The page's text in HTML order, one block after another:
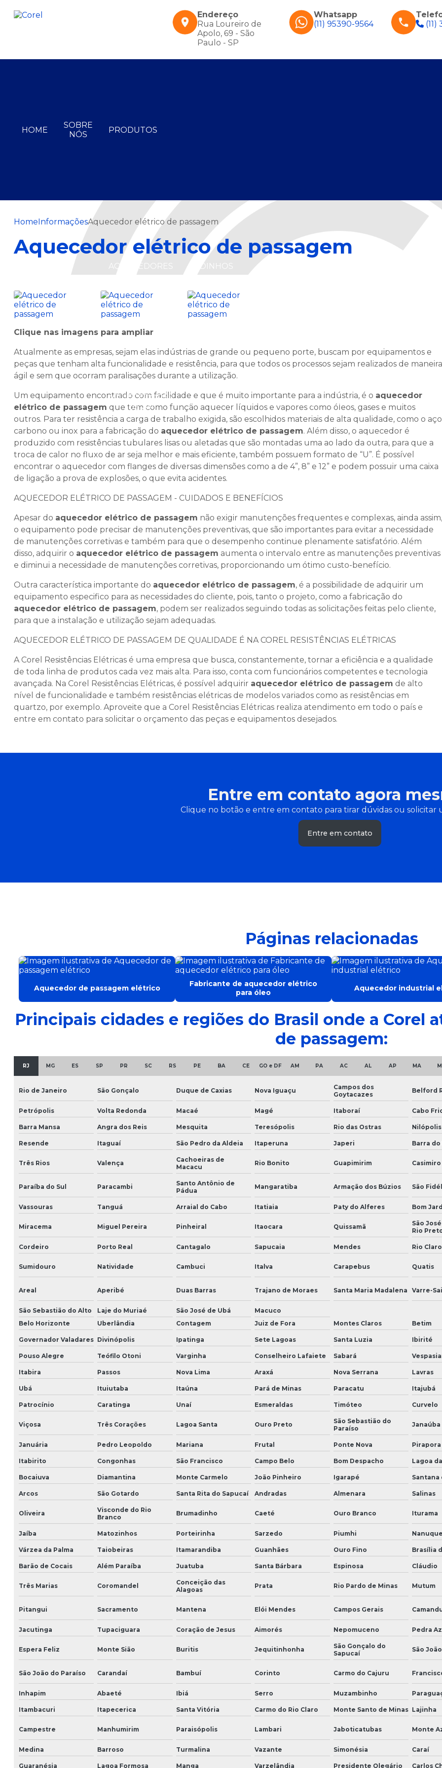
Endereço
Rua Loureiro de
Apolo, 69 - São
Paulo - SP
Whatsapp
(11) 95390-9564
(11)
HOME
SOBRE
NÓS
PRODUTOS
AQUECEDORES
AQUECEDORES
DE AR
CADINHOS
CADINHO CERÂMICA QUARTZO CARTUCHOS
HomeInformaçõesAquecedor elétrico de passagem
Aquecedor elétrico de passagem
Clique nas imagens para ampliar
Atualmente as empresas, sejam elas indústrias de grande ou pequeno porte, buscam por equipamentos e
peças que tenham alta funcionalidade e resistência, para que todos os processos sejam realizados de maneira
ágil e sem que ocorram paralisações durante a utilização.
Um equipamento encontrado com facilidade e que é muito importante para a indústria, é o aquecedor
elétrico de passagem que tem como função aquecer líquidos e vapores como óleos, gases e muitos
outros. Para ter resistência a carga de trabalho exigida, são escolhidos materiais de alta qualidade, como o aço
carbono ou inox para a fabricação do aquecedor elétrico de passagem. Além disso, o aquecedor é
produzido com resistências tubulares lisas ou aletadas que são montadas uma ao lado da outra, para que a
troca de calor no fluxo de ar seja melhor e mais eficiente, também possuem formato de “U”. É possível
encontrar o aquecedor com flanges de diversas dimensões como a de 4”, 8” e 12” e podem possuir uma caixa
de ligação a prova de explosões, o que evita acidentes.
AQUECEDOR ELÉTRICO DE PASSAGEM - CUIDADOS E BENEFÍCIOS
Apesar do aquecedor elétrico de passagem não exigir manutenções frequentes e complexas, ainda assim,
o equipamento pode precisar de manutenções preventivas, que são importantes para evitar a necessidade
de manutenções corretivas e também para que o desempenho continue plenamente satisfatório. Além
disso, adquirir o aquecedor elétrico de passagem aumenta o intervalo entre as manutenções preventivas
e diminui a necessidade de manutenções corretivas, proporcionando um ótimo custo-benefício.
Outra característica importante do aquecedor elétrico de passagem, é a possibilidade de adquirir um
equipamento especifico para as necessidades do cliente, pois, tanto o projeto, como a fabricação do
aquecedor elétrico de passagem, podem ser realizados seguindo todas as solicitações feitas pelo cliente,
para que a instalação e utilização sejam adequadas.
AQUECEDOR ELÉTRICO DE PASSAGEM DE QUALIDADE É NA COREL RESISTÊNCIAS ELÉTRICAS
A Corel Resistências Elétricas é uma empresa que busca, constantemente, tornar a eficiência e a qualidade
de toda linha de produtos cada vez mais alta. Para isso, conta com funcionários competentes e tecnologia
avançada. Na Corel Resistências Elétricas, é possível adquirir aquecedor elétrico de passagem de alto
nível de funcionalidade e também resistências elétricas de modelos variados como as resistências em
quartzo, por exemplo. Aproveite que a Corel Resistências Elétricas realiza atendimento em todo o país e
entre em contato para solicitar o orçamento das peças e equipamentos desejados.
Entre em contato agora
Clique no botão e entre em contato para tirar dúvidas ou solicitar
Entre em contato
Páginas relacionadas
Aquecedor de passagem elétrico
Fabricante de aquecedor elétrico
para óleo
Aquecedor industrial
Principais cidades e regiões do Brasil onde a Corel
de passagem:
RJ MG ES SP PR SC RS PE BA CE GO e DF AM PA AC AL AP MA
Rio de Janeiro São Gonçalo Duque de Caxias Nova Iguaçu
Campos dos
Goytacazes
Belford
Petrópolis Volta Redonda Macaé Magé Itaboraí Cabo
Barra Mansa Angra dos Reis Mesquita Teresópolis Rio das Ostras Nilópolis
Resende Itaguaí São Pedro da Aldeia Itaperuna Japeri Barra do
Três Rios Valença
Cachoeiras de
Macacu
Rio Bonito Guapimirim
Paraíba do Sul Paracambi
Santo Antônio de
Pádua
Mangaratiba Armação dos Búzios São
Vassouras Tanguá Arraial do Cabo Itatiaia Paty do Alferes Bom
Miracema Miguel Pereira Pinheiral Itaocara Quissamã
São
Rio
Cordeiro Porto Real Cantagalo Sapucaia Mendes Rio Claro
Sumidouro Natividade Cambuci Italva Carapebus Quatis
Areal Aperibé Duas Barras Trajano de Moraes Santa Maria Madalena Varre-Sai
São Sebastião do Alto Laje do Muriaé São José de Ubá
Macuco
Belo Horizonte
Uberlândia Contagem Juiz de Fora Montes Claros Betim
Governador Valadares Divinópolis Ipatinga Sete Lagoas Santa Luzia Ibirité
Pouso Alegre Teófilo Otoni Varginha Conselheiro Lafaiete Sabará
Itabira Passos Nova Lima Araxá Nova Serrana Lavras
Ubá Ituiutaba Itaúna Pará de Minas Paracatu Itajubá
Patrocínio Caratinga Unaí Esmeraldas Timóteo Curvelo
Viçosa Três Corações Lagoa Santa Ouro Preto
São Sebastião do
Paraíso
Janaúba
Januária Pedro Leopoldo Mariana Frutal Ponte Nova Pirapora
Itabirito Congonhas São Francisco Campo Belo Bom Despacho Lagoa
Bocaiuva Diamantina Monte Carmelo João Pinheiro Igarapé Santana
Arcos São Gotardo Santa Rita do Sapucaí Andradas Almenara Salinas
Oliveira
Visconde do Rio
Branco
Brumadinho Caeté Ouro Branco Iturama
Jaíba Matozinhos Porteirinha Sarzedo Piumhi Nanuque
Várzea da Palma Taiobeiras Itamarandiba Guanhães Ouro Fino Brasília
Barão de Cocais Além Paraíba Juatuba Santa Bárbara Espinosa Cláudio
Três Marias Coromandel
Conceição das
Alagoas
Prata Rio Pardo de Minas Mutum
Pitangui Sacramento Mantena Elói Mendes Campos Gerais
Jacutinga Tupaciguara Coração de Jesus Aimorés Nepomuceno Pedra
Espera Feliz Monte Sião Buritis Jequitinhonha
São Gonçalo do
Sapucaí
São
São João do Paraíso Carandaí Bambuí Corinto Carmo do Cajuru
Inhapim Abaeté Ibiá Serro Muzambinho
Itambacuri Itapecerica Santa Vitória Carmo do Rio Claro Monte Santo de Minas Lajinha
Campestre Manhumirim Paraisópolis Lambari Jaboticatubas Monte
Medina Barroso Turmalina Vazante Simonésia Caraí
Guaranésia Lagoa Formosa Manga Varzelândia Presidente Olegário Carlos